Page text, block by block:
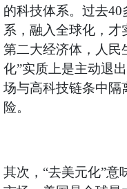
的科技体系。过去
系，融入全球化，
第二大经济体，人民
化”实质上是主动退
场与高科技链条中隔
险。
其次，“去美元化”意